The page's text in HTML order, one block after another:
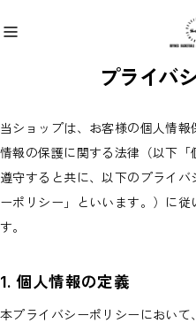
Category 商品カテゴリ
#HARDWORK #INTENSITY
CULTURE WASN'T BUILT IN A DAY
EVERY DETAIL MATTERS.
プライバ
当ショップは、お客様の個人情
情報の保護に関する法律（以下
遵守すると共に、以下のプライ
ーポリシー」といいます。）に
す。
1. 個人情報の定義
本プライバシーポリシーにおい